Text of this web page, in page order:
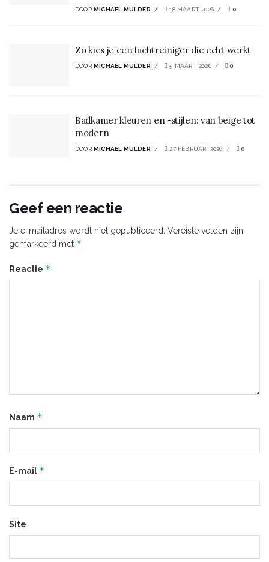
DOOR MICHAEL MULDER 18 MAART 2026 0
Zo kies je een luchtreiniger die echt werkt
DOOR MICHAEL MULDER 5 MAART 2026 0
Badkamer kleuren en -stijlen: van beige tot
modern
DOOR MICHAEL MULDER 27 FEBRUARI 2026 0
Geef een reactie
Je e-mailadres wordt niet gepubliceerd. Vereiste velden zijn
gemarkeerd met *
Reactie *
Naam *
E-mail *
Site